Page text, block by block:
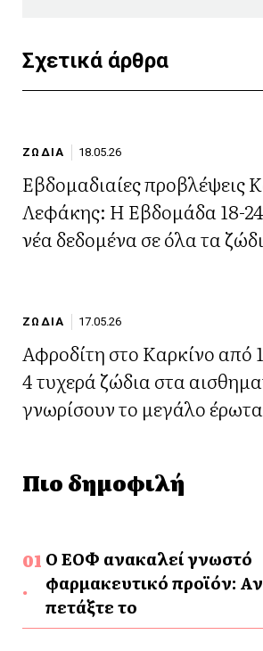
Σχετικά άρθρα
ΖΩΔΙΑ 18.05.26
Εβδομαδιαίες προβλέψεις
Λεφάκης: Η Εβδομάδα 18-
νέα δεδομένα σε όλα τα
ΖΩΔΙΑ 17.05.26
Αφροδίτη στο Καρκίνο από
4 τυχερά ζώδια στα
γνωρίσουν το μεγάλο έρωτα
Πιο δημοφιλή
Ο ΕΟΦ ανακαλεί γνωστό
φαρμακευτικό προϊόν:
πετάξτε το